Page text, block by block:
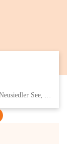
Eisenstädter Straße 18, 7091 Breitenbrunn am Neusiedler See, AUT